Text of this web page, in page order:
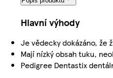
Hlavní výhody
Je vědecky dokázáno, že
Mají nízký obsah tuku,
Pedigree Dentastix